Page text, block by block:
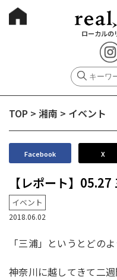
ローカルの
TOP > 湘南 > イベント
Facebook X
【レポート】
イベント
2018.06.02
「三浦」というとどの
神奈川に越してきて二